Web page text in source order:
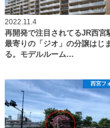
2022.11.4
再開発で注目されてるJR西宮
最寄りの「ジオ」の分譲はじ
る。モデルルーム…
西宮フ